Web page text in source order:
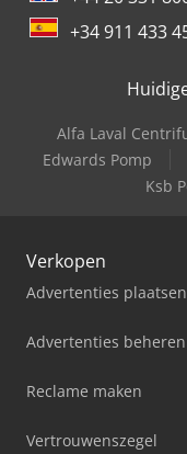
+34 911 433
Alfa Laval
Edwards Pomp
Ksb
Verkopen
Advertenties plaatsen
Advertenties beheren
Reclame maken
Vertrouwenszegel